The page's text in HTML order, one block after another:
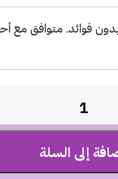
إلى السلة